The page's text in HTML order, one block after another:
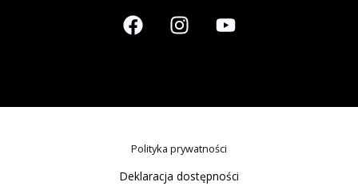
Polityka prywatności
Deklaracja dostępności